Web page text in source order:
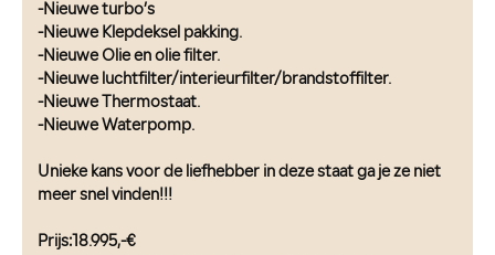
-Nieuwe turbo’s
-Nieuwe Klepdeksel pakking.
-Nieuwe Olie en olie filter.
-Nieuwe luchtfilter/interieurfilter/brandstoffilter.
-Nieuwe Thermostaat.
-Nieuwe Waterpomp.
Unieke kans voor de liefhebber in deze staat ga je ze niet
meer snel vinden!!!
Prijs:18.995,-€